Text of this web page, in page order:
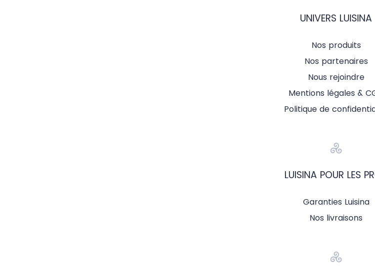
UNIVERS LUISINA
Nos produits
Nos partenaires
Nous rejoindre
Mentions légales &
Politique de
LUISINA POUR LES
Garanties Luisina
Nos livraisons